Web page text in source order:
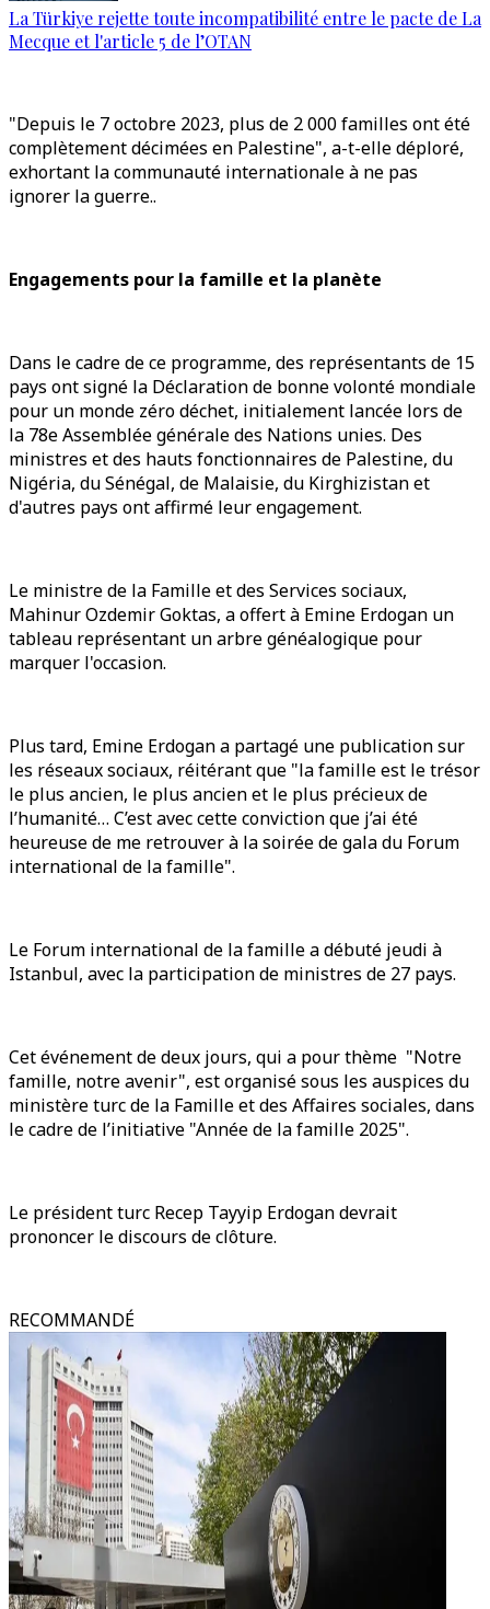
La Türkiye rejette toute incompatibilité entre le pacte de La
Mecque et l'article 5 de l’OTAN
"Depuis le 7 octobre 2023, plus de 2 000 familles ont été
complètement décimées en Palestine", a-t-elle déploré,
exhortant la communauté internationale à ne pas
ignorer la guerre..
Engagements pour la famille et la planète
Dans le cadre de ce programme, des représentants de 15
pays ont signé la Déclaration de bonne volonté mondiale
pour un monde zéro déchet, initialement lancée lors de
la 78e Assemblée générale des Nations unies. Des
ministres et des hauts fonctionnaires de Palestine, du
Nigéria, du Sénégal, de Malaisie, du Kirghizistan et
d'autres pays ont affirmé leur engagement.
Le ministre de la Famille et des Services sociaux,
Mahinur Ozdemir Goktas, a offert à Emine Erdogan un
tableau représentant un arbre généalogique pour
marquer l'occasion.
Plus tard, Emine Erdogan a partagé une publication sur
les réseaux sociaux, réitérant que "la famille est le trésor
le plus ancien, le plus ancien et le plus précieux de
l’humanité… C’est avec cette conviction que j’ai été
heureuse de me retrouver à la soirée de gala du Forum
international de la famille".
Le Forum international de la famille a débuté jeudi à
Istanbul, avec la participation de ministres de 27 pays.
Cet événement de deux jours, qui a pour thème "Notre
famille, notre avenir", est organisé sous les auspices du
ministère turc de la Famille et des Affaires sociales, dans
le cadre de l’initiative "Année de la famille 2025".
Le président turc Recep Tayyip Erdogan devrait
prononcer le discours de clôture.
RECOMMANDÉ